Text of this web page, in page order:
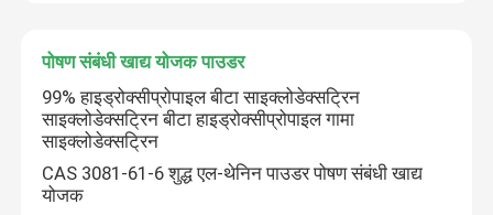
पोषण संबंधी खाद्य योजक पाउडर
99% हाइड्रोक्सीप्रोपाइल बीटा साइक्लोडेक्सट्रिन
साइक्लोडेक्सट्रिन बीटा हाइड्रोक्सीप्रोपाइल गामा
साइक्लोडेक्सट्रिन
CAS 3081-61-6 शुद्ध एल-थेनिन पाउडर पोषण संबंधी खाद्य
योजक